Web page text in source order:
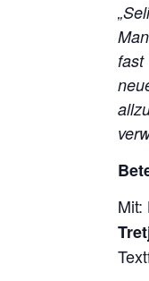
fast
Mit: